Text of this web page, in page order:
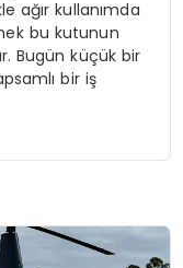
ağır kullanımda
bu kutunun
Bugün küçük bir
bir iş